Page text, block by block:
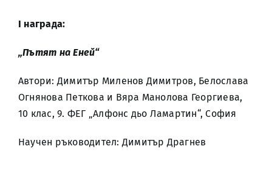
І награда:
„Пътят на Еней“
Автори: Димитър Миленов Димитров, Белослава
Огнянова Петкова и Вяра Манолова Георгиева,
10 клас, 9. ФЕГ „Алфонс дьо Ламартин“, София
Научен ръководител: Димитър Драгнев